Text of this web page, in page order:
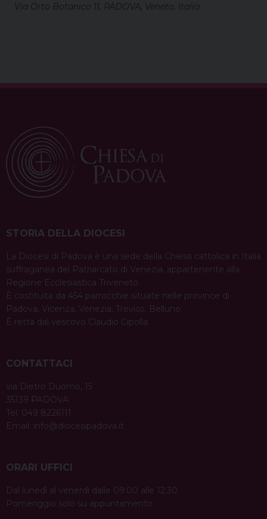
Via Orto Botanico 11, PADOVA, Veneto, Italia
STORIA DELLA DIOCESI
La Diocesi di Padova è una sede della Chiesa cattolica in Italia
suffraganea del Patriarcato di Venezia, appartenente alla
Regione Ecclesiastica Triveneto.
È costituita da 454 parrocchie situate nelle province di
Padova, Vicenza, Venezia, Treviso, Belluno.
È retta dal vescovo Claudio Cipolla.
CONTATTACI
via Dietro Duomo, 15
35139 PADOVA
Tel. 049 8226111
Email: info@diocesipadova.it
ORARI UFFICI
Dal lunedì al venerdì dalle 09:00 alle 12:30.
Pomeriggio solo su appuntamento.